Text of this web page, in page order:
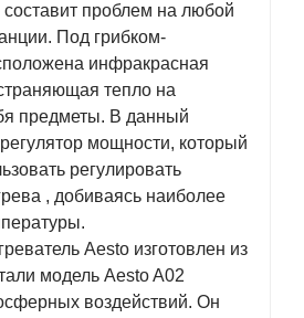
составит проблем на любой
Под грибком-
инфракрасная
тепло на
предметы. В данный
мощности, который
регулировать
, добиваясь наиболее
Aesto изготовлен из
модель Aesto A02
воздействий. Он